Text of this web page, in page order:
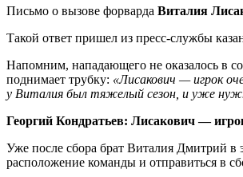
Письмо о вызове форварда Виталия
Такой ответ пришел из пресс-службы
Напомним, нападающего не оказалось в
поднимает трубку: «Лисакович — игрок
у Виталия был тяжелый сезон, и уже
Георгий Кондратьев: Лисакович —
Уже после сбора брат Виталия Дмитрий в
расположение команды и отправиться в